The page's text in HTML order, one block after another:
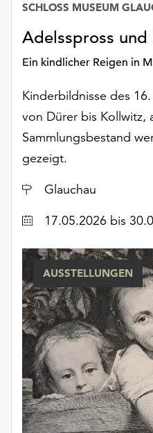
Schaltfläche
„Auswählen“.
Weitere
Informationen
finden
Sie
unserer
Datenschutzerklärung
oder
dem
Impressum
Adelsspross und
Ein kindlicher Reigen in
SCHLOSS MUSEUM
Kinderbildnisse des
von Dürer bis Kollwitz,
Sammlungsbestand
gezeigt.
Ort
Glauchau
Datum17.05.2026 bis
AUSSTELLUNGEN